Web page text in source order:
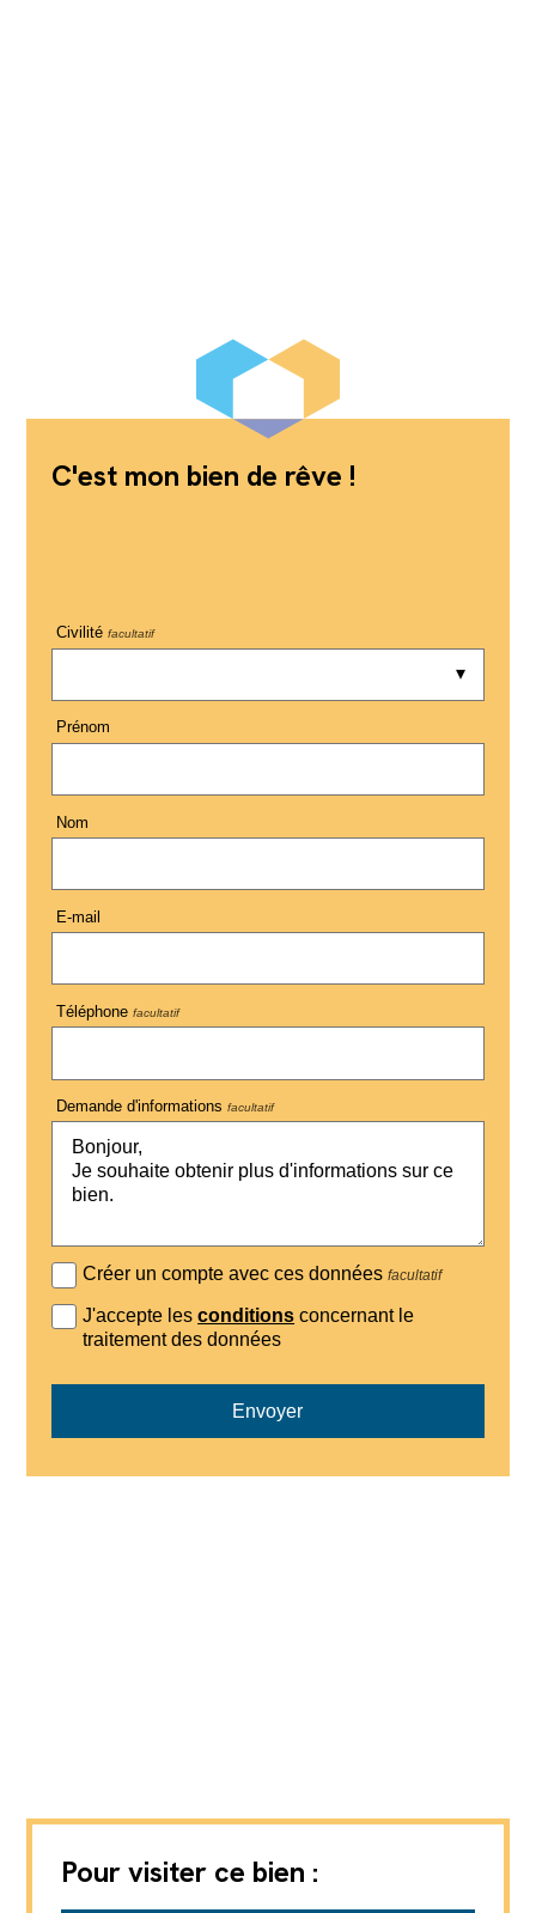
C'est mon bien de rêve !
Civilité facultatif
Prénom
Nom
E-mail
Téléphone facultatif
Demande d'informations facultatif
Créer un compte avec ces donnéesfacultatif
J'accepte lesconditions concernant le
traitement des données
Envoyer
Pour visiter ce bien :